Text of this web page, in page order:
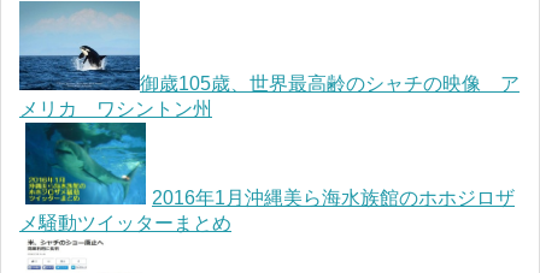
御歳105歳、世界最高齢のシャチの映像 ア
メリカ ワシントン州
2016年1月沖縄美ら海水族館のホホジロザ
メ騒動ツイッターまとめ